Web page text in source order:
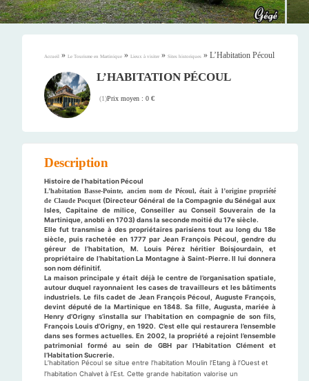
Accueil » Le Tourisme en Martinique » Lieux à visiter » Sites historiques » L’Habitation Pécoul
L’HABITATION PÉCOUL
(1)Prix moyen : 0 €
Description
Histoire de l’habitation Pécoul
L’habitation Basse-Pointe, ancien nom de Pécoul, était à l’origine propriété
de Claude Pocquet (Directeur Général de la Compagnie du Sénégal aux
Isles, Capitaine de milice, Conseiller au Conseil Souverain de la
Martinique, anobli en 1703) dans la seconde moitié du 17e siècle.
Elle fut transmise à des propriétaires parisiens tout au long du 18e
siècle, puis rachetée en 1777 par Jean François Pécoul, gendre du
géreur de l’habitation, M. Louis Pérez héritier Boisjourdain, et
propriétaire de l’habitation La Montagne à Saint-Pierre. Il lui donnera
son nom définitif.
La maison principale y était déjà le centre de l’organisation spatiale,
autour duquel rayonnaient les cases de travailleurs et les bâtiments
industriels. Le fils cadet de Jean François Pécoul, Auguste François,
devint député de la Martinique en 1848. Sa fille, Augusta, mariée à
Henry d’Origny s’installa sur l’habitation en compagnie de son fils,
François Louis d’Origny, en 1920. C’est elle qui restaurera l’ensemble
dans ses formes actuelles. En 2002, la propriété a rejoint l’ensemble
patrimonial formé au sein de GBH par l’Habitation Clément et
l’Habitation Sucrerie.
L’habitation Pécoul se situe entre l’habitation Moulin l’Etang à l’Ouest et
l’habitation Chalvet à l’Est. Cette grande habitation valorise un